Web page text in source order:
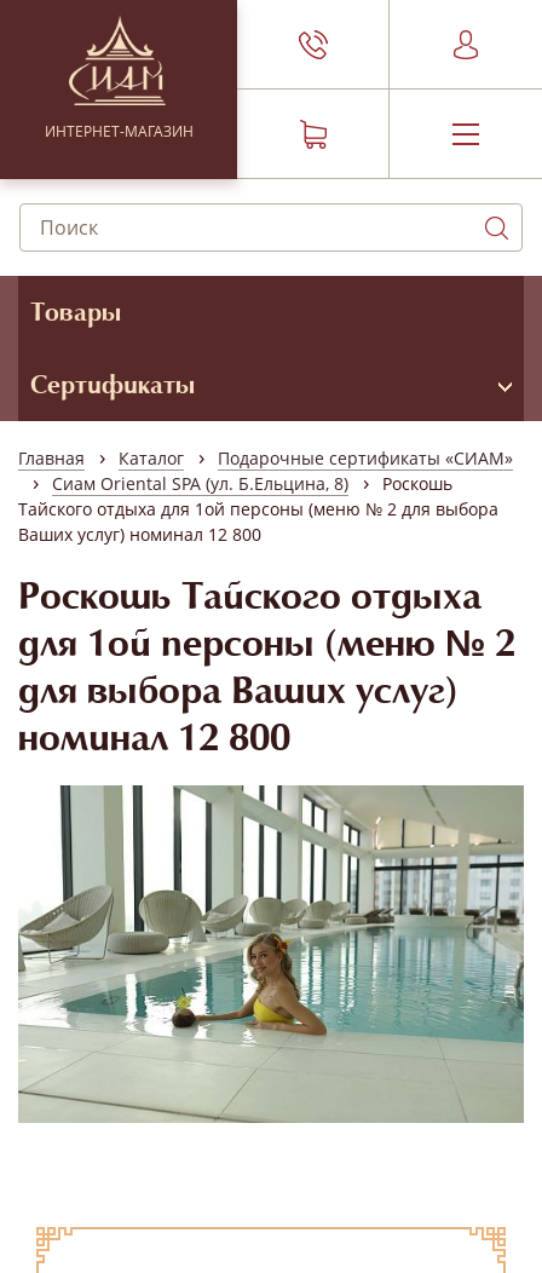
ИНТЕРНЕТ-МАГАЗИН
Товары
Сертификаты
Главная › Каталог › Подарочные сертификаты «СИАМ»
› Сиам Oriental SPA (ул. Б.Ельцина, 8) ›
Роскошь
Тайского отдыха для 1ой персоны (меню № 2 для выбора
Ваших услуг) номинал 12 800
Роскошь Тайского отдыха
для 1ой персоны (меню № 2
для выбора Ваших услуг)
номинал 12 800